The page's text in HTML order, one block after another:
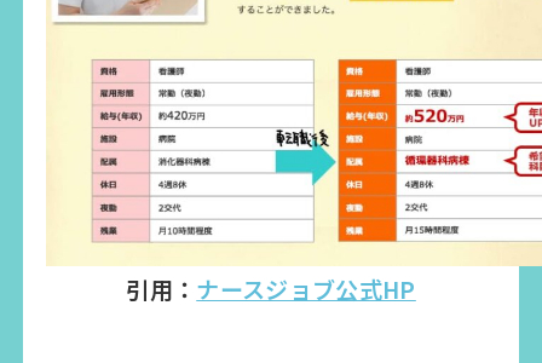
引用： ナースジョブ公式HP